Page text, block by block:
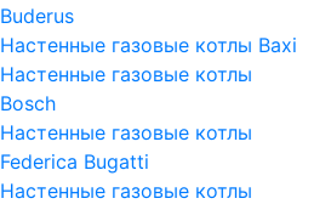
Buderus
Настенные газовые котлы Baxi
Настенные газовые котлы
Bosch
Настенные газовые котлы
Federica Bugatti
Настенные газовые котлы